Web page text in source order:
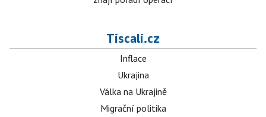
Tiscali.cz
Inflace
Ukrajina
Válka na Ukrajině
Migrační politika